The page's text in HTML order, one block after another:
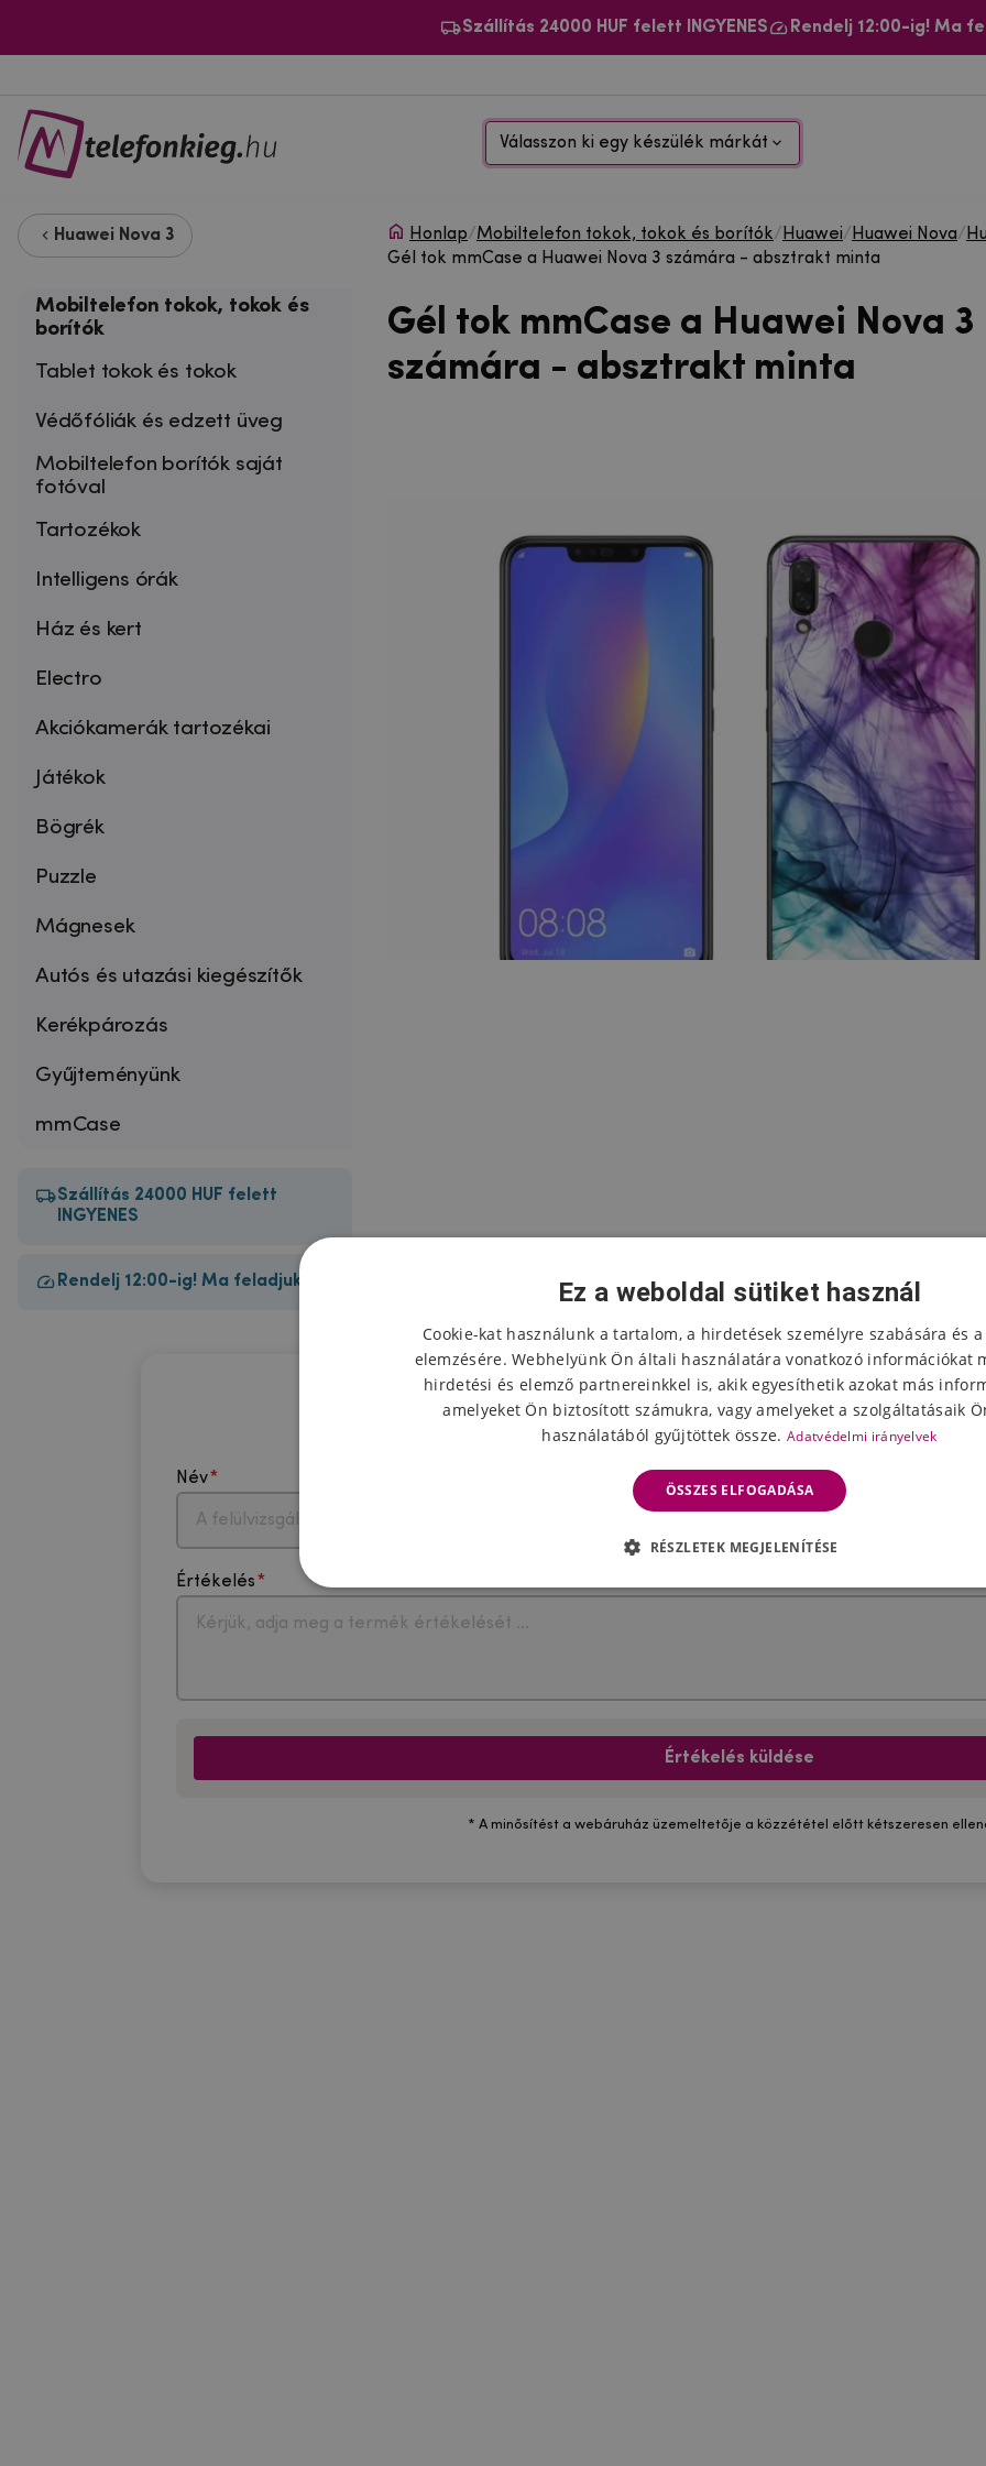
Szállítás 24000 HUF felett INGYENES Rendelj 12:00-ig! Ma
Válasszon ki egy készülék márkát
Huawei Nova 3
Mobiltelefon tokok, tokok és
borítók
Tablet tokok és tokok
Védőfóliák és edzett üveg
Mobiltelefon borítók saját
fotóval
Tartozékok
Intelligens órák
Ház és kert
Electro
Akciókamerák tartozékai
Játékok
Bögrék
Puzzle
Mágnesek
Autós és utazási kiegészítők
Kerékpározás
Gyűjteményünk
mmCase
Szállítás 24000 HUF felett
INGYENES
Rendelj 12:00-ig! Ma feladjuk!
Honlap/Mobiltelefon tokok, tokok és borítók/ Huawei/ Huawei Nova/
Gél tok mmCase a Huawei Nova 3 számára - absztrakt minta
Gél tok mmCase a Huawei Nova 3
számára - absztrakt minta
A termék értékelése
Név Válassza ki a csillagok számát
Értékelés
Értékelés küldése
* A minősítést a webáruház üzemeltetője a közzététel előtt kétszeresen
Ez a weboldal sütiket használ
Cookie-kat használunk a tartalom, a hirdetések személyre szabására és
elemzésére. Webhelyünk Ön általi használatára vonatkozó információkat
hirdetési és elemző partnereinkkel is, akik egyesíthetik azokat más
amelyeket Ön biztosított számukra, vagy amelyeket a szolgáltatásaik
használatából gyűjtöttek össze. Adatvédelmi irányelvek
ÖSSZES ELFOGADÁSA
RÉSZLETEK MEGJELENÍTÉSE